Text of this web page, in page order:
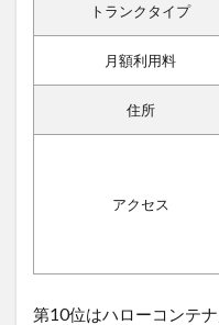
トランクタイプ
月額利用料
住所
アクセス
第10位はハローコンテ